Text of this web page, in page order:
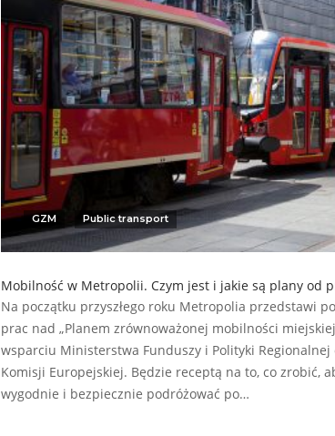
GZM Public transport
Mobilność w Metropolii. Czym jest i jakie są plany od
Na początku przyszłego roku Metropolia przedstawi
prac nad „Planem zrównoważonej mobilności
wsparciu Ministerstwa Funduszy i Polityki
Komisji Europejskiej. Będzie receptą na to, co zrobić,
wygodnie i bezpiecznie podróżować po…